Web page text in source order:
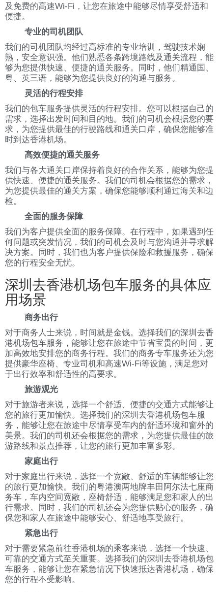
及免费的高速Wi-Fi，让您在旅途中能够尽情享受舒适和
便捷。
专业的司机团队
我们的司机团队均经过高标准的专业培训，驾驶技术娴
熟，安全意识强。他们熟悉各条跨境路线及通关流程，能
够为您提供快速、便捷的通关服务。同时，他们精通国、
粤、英三语，能够为您提供良好的沟通与服务。
灵活的行程安排
我们的包车服务提供灵活的行程安排。您可以根据自己的
需求，选择出发时间和目的地。我们的司机会根据您的要
求，为您提供最佳的行驶路线和通关口岸，确保您能够准
时到达香港机场。
高效便捷的通关服务
我们与各大通关口岸保持着良好的合作关系，能够为您提
供快速、便捷的通关服务。我们的司机会根据您的需求，
为您提供最佳的通关方案，确保您能够顺利通过海关和边
检。
全面的服务保障
我们为客户提供全面的服务保障。在行程中，如果遇到任
何问题或突发情况，我们的司机会及时与您沟通并寻求解
决方案。同时，我们也为客户提供保险和救援服务，确保
您的行程安全无忧。
深圳去香港机场包车服务的具体应
用场景
商务出行
对于商务人士来说，时间就是金钱。选择我们的深圳去香
港机场包车服务，能够让您在旅途中节省宝贵的时间，更
加高效地安排您的商务行程。我们的商务专车服务还为您
提供豪华座椅、专业司机和高速Wi-Fi等设施，满足您对
于出行效率和舒适性的高要求。
旅游观光
对于旅游者来说，选择一个舒适、便捷的交通方式能够让
您的旅行更加愉快。选择我们的深圳去香港机场包车服
务，能够让您在旅途中尽情享受车内的舒适环境和窗外的
美景。我们的司机还会根据您的需求，为您提供最佳的旅
游路线和景点推荐，让您的旅行更加丰富多彩。
家庭出行
对于家庭出行来说，选择一个宽敞、舒适的车辆能够让您
的旅行更加愉快。我们的粤港澳两地牌丰田阿尔法七座商
务车，车内空间宽敞，座椅舒适，能够满足您和家人的出
行需求。同时，我们的司机还会为您提供贴心的服务，确
保您和家人在旅途中能够安心、舒适地享受旅行。
紧急出行
对于需要紧急前往香港机场的乘客来说，选择一个快速、
可靠的交通方式至关重要。选择我们的深圳去香港机场包
车服务，能够让您在紧急情况下快速抵达香港机场，确保
您的行程不受影响。